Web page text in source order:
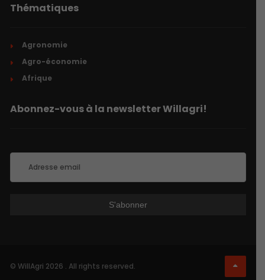
Thématiques
Agronomie
Agro-économie
Afrique
Abonnez-vous à la newsletter Willagri!
© WillAgri 2026 . All rights reserved.